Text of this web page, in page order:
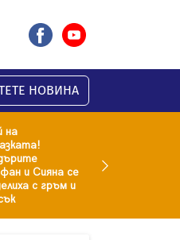
НОВИНА
на
и Сияна се
с гръм и